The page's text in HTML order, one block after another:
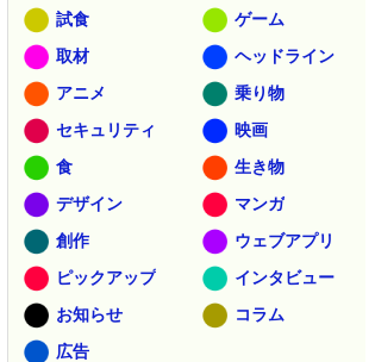
試食
ゲーム
取材
ヘッドライン
アニメ
乗り物
セキュリティ
映画
食
生き物
デザイン
マンガ
創作
ウェブアプリ
ピックアップ
インタビュー
お知らせ
コラム
広告